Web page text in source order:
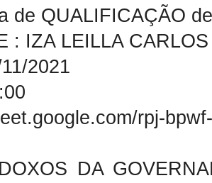
de QUALIFICAÇÃO
: IZA LEILLA
2021
rpj-
DA